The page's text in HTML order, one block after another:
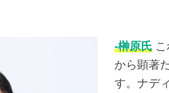
-榊原氏こ
から顕著
す。ナデ